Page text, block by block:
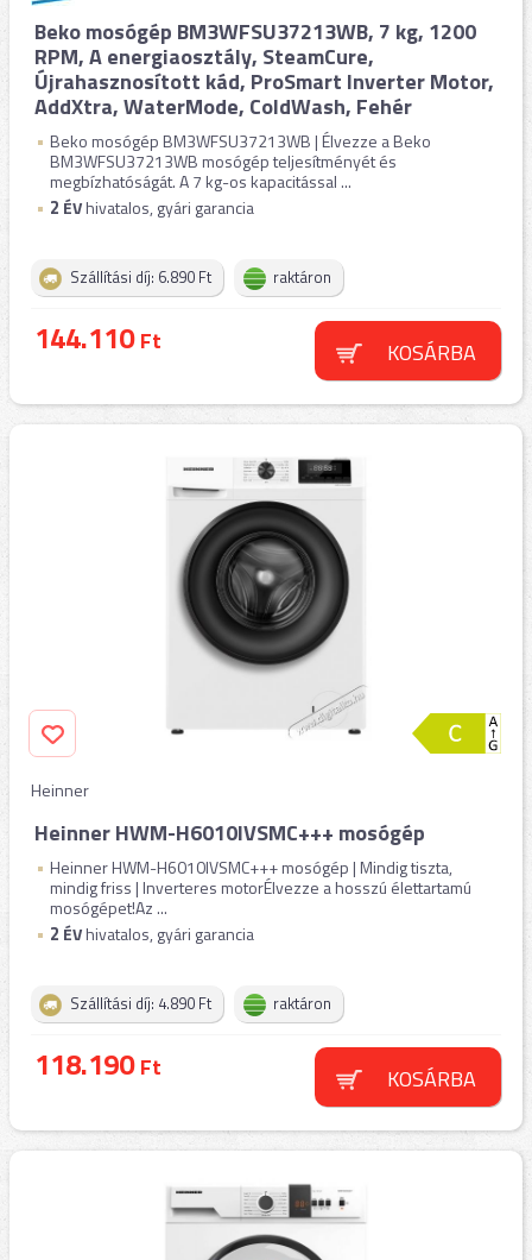
Beko mosógép BM3WFSU37213WB, 7 kg, 1200
RPM, A energiaosztály, SteamCure,
Újrahasznosított kád, ProSmart Inverter Motor,
AddXtra, WaterMode, ColdWash, Fehér
Beko mosógép BM3WFSU37213WB | Élvezze a Beko
BM3WFSU37213WB mosógép teljesítményét és
megbízhatóságát. A 7 kg-os kapacitással ...
2 ÉVhivatalos, gyári garancia
Szállítási díj: 6.890 Ft raktáron
144.110Ft KOSÁRBA
Heinner
Heinner HWM-H6010IVSMC+++ mosógép
Heinner HWM-H6010IVSMC+++ mosógép | Mindig tiszta,
mindig friss | Inverteres motorÉlvezze a hosszú élettartamú
mosógépet!Az ...
2 ÉVhivatalos, gyári garancia
Szállítási díj: 4.890 Ft raktáron
118.190Ft KOSÁRBA